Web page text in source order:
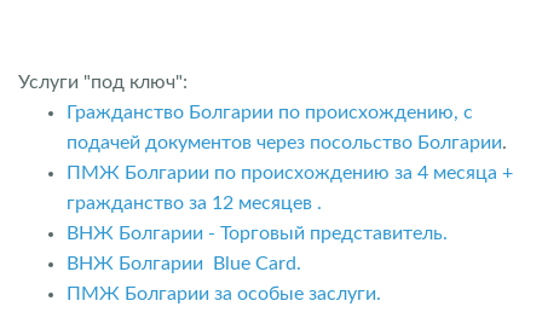
Услуги "под ключ":
Гражданство Болгарии по происхождению, с
подачей документов через посольство Болгарии.
ПМЖ Болгарии по происхождению за 4 месяца +
гражданство за 12 месяцев .
ВНЖ Болгарии - Торговый представитель.
ВНЖ Болгарии Blue Card.
ПМЖ Болгарии за особые заслуги.